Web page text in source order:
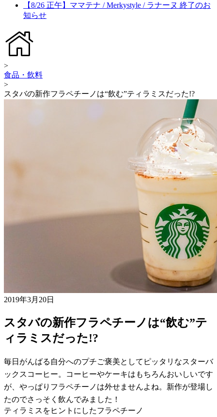
【8/26 正午】ママテナ / Merkystyle / ラナーヌ 終了のお
知らせ
>
食品・飲料
>
スタバの新作フラペチーノは“飲む”ティラミスだった!?
2019年3月20日
スタバの新作フラペチーノは“飲む”テ
ィラミスだった!?
毎日がんばる自分へのプチご褒美としてピッタリなスターバ
ックスコーヒー。コーヒーやケーキはもちろんおいしいです
が、やっぱりフラペチーノは外せませんよね。新作が登場し
たのでさっそく飲んでみました！
ティラミスをヒントにしたフラペチーノ